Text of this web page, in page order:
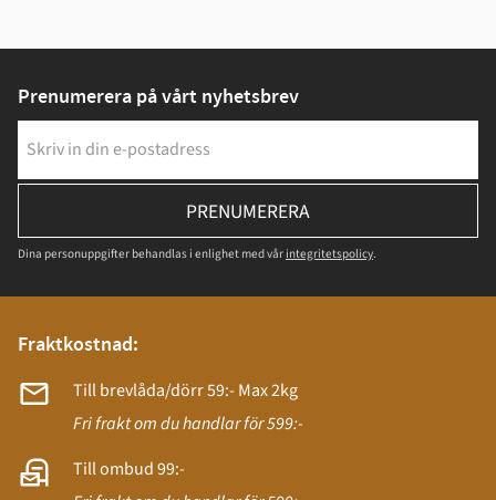
Prenumerera på vårt nyhetsbrev
PRENUMERERA
Dina personuppgifter behandlas i enlighet med vår integritetspolicy.
Fraktkostnad:
Till brevlåda/dörr 59:- Max 2kg
Fri frakt om du handlar för 599:-
Till ombud 99:-